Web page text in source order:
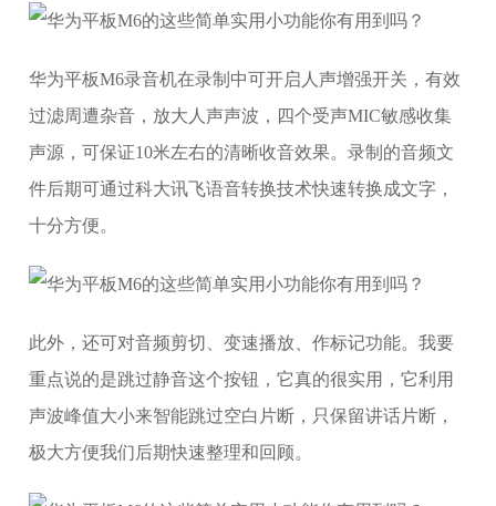
华为平板M6录音机在录制中可开启人声增强开关，有效
过滤周遭杂音，放大人声声波，四个受声MIC敏感收集
声源，可保证10米左右的清晰收音效果。录制的音频文
件后期可通过科大讯飞语音转换技术快速转换成文字，
十分方便。
此外，还可对音频剪切、变速播放、作标记功能。我要
重点说的是跳过静音这个按钮，它真的很实用，它利用
声波峰值大小来智能跳过空白片断，只保留讲话片断，
极大方便我们后期快速整理和回顾。